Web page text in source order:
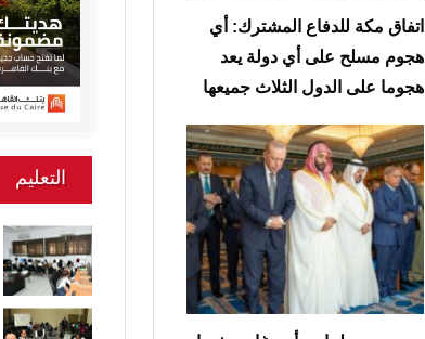
‏اتفاق مكة للدفاع المشترك: أي
هجوم مسلح على أي دولة يعد
هجوما على الدول الثلاث جميعها
التعليم